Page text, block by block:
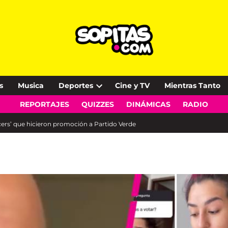
Musica Deportes
Open
dropdown
Cine y TV Mientras Tanto
REPORTAJES QUIZZES DINÁMICAS RADIO
que hicieron promoción a Partido Verde